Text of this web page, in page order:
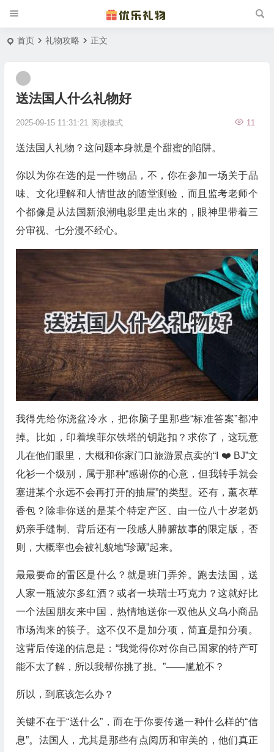
首页 礼物攻略 正文
送法国人什么礼物好
2025-09-15 11:31:21 11
阅读模式
送法国人礼物？这问题本身就是个甜蜜的陷阱。
你以为你在选的是一件物品，不，你在参加一场关于品
味、文化理解和人情世故的随堂测验，而且监考老师个
个都像是从法国新浪潮电影里走出来的，眼神里带着三
分审视、七分漫不经心。
我得先给你浇盆冷水，把你脑子里那些“标准答案”都冲
掉。比如，印着埃菲尔铁塔的钥匙扣？求你了，这玩意
儿在他们眼里，大概和你家门口旅游景点卖的“I ❤️ BJ”文
化衫一个级别，属于那种“感谢你的心意，但我转手就会
塞进某个永远不会再打开的抽屉”的类型。还有，薰衣草
香包？除非你送的是某个特定产区、由一位八十岁老奶
奶亲手缝制、背后还有一段感人肺腑故事的限定版，否
则，大概率也会被礼貌地“珍藏”起来。
最最要命的雷区是什么？就是班门弄斧。跑去法国，送
人家一瓶波尔多红酒？或者一块瑞士巧克力？这就好比
一个法国朋友来中国，热情地送你一双他从义乌小商品
市场淘来的筷子。这不仅不是加分项，简直是扣分项。
这背后传递的信息是：“我觉得你对你自己国家的特产可
能不太了解，所以我帮你挑了挑。”——尴尬不？
所以，到底该怎么办？
关键不在于“送什么”，而在于你要传递一种什么样的“信
息”。法国人，尤其是那些有点阅历和审美的，他们真正